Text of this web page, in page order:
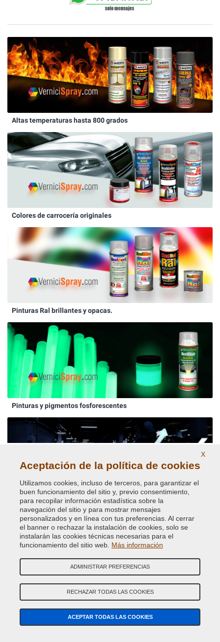
Altas temperaturas hasta 800 grados
Colores de carrocería originales
Pinturas Ral brillantes y opacas.
Pinturas y pigmentos fosforescentes
Pinturas y pigmentos reflectantes
Pintura para coches de todas las marcas
X
Aceptación de la política de cookies
Utilizamos cookies, incluso de terceros, para garantizar el
buen funcionamiento del sitio y, previo consentimiento,
para recopilar información estadística sobre la
navegación del sitio y para mostrar mensajes
personalizados y en línea con tus preferencias. Al cerrar
el banner o rechazar la instalación de cookies, solo se
instalarán las cookies técnicas necesarias para el
funcionamiento del sitio web. Más información
ADMINISTRAR PREFERENCIAS
RECHAZAR TODAS LAS COOKIES
ACEPTAR TODAS LAS COOKIES